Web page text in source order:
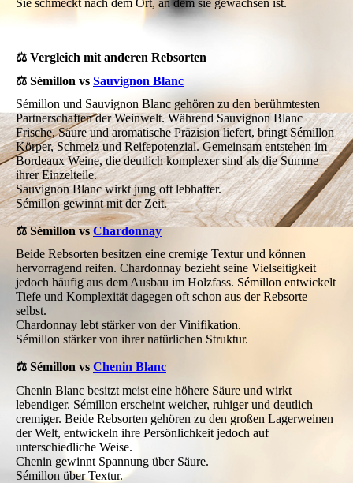
⚖️ Vergleich mit anderen Rebsorten
⚖️ Sémillon vs Sauvignon Blanc
Sémillon und Sauvignon Blanc gehören zu den berühmtesten
Partnerschaften der Weinwelt. Während Sauvignon Blanc
Frische, Säure und aromatische Präzision liefert, bringt Sémillon
Körper, Schmelz und Reifepotenzial. Gemeinsam entstehen im
Bordeaux Weine, die deutlich komplexer sind als die Summe
ihrer Einzelteile.
Sauvignon Blanc wirkt jung oft lebhafter.
Sémillon gewinnt mit der Zeit.
⚖️ Sémillon vsChardonnay
Beide Rebsorten besitzen eine cremige Textur und können
hervorragend reifen. Chardonnay bezieht seine Vielseitigkeit
jedoch häufig aus dem Ausbau im Holzfass. Sémillon entwickelt
Tiefe und Komplexität dagegen oft schon aus der Rebsorte
selbst.
Chardonnay lebt stärker von der Vinifikation.
Sémillon stärker von ihrer natürlichen Struktur.
⚖️ Sémillon vs Chenin Blanc
Chenin Blanc besitzt meist eine höhere Säure und wirkt
lebendiger. Sémillon erscheint weicher, ruhiger und deutlich
cremiger. Beide Rebsorten gehören zu den großen Lagerweinen
der Welt, entwickeln ihre Persönlichkeit jedoch auf
unterschiedliche Weise.
Chenin gewinnt Spannung über Säure.
Sémillon über Textur.